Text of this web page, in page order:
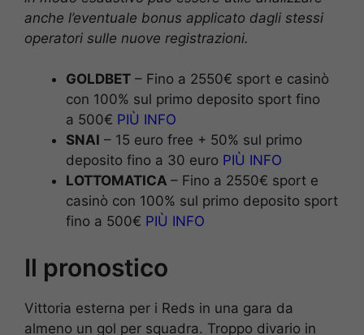
anche l’eventuale bonus applicato dagli stessi
operatori sulle nuove registrazioni.
GOLDBET – Fino a 2550€ sport e casinò
con 100% sul primo deposito sport fino
a 500€ PIÙ INFO
SNAI – 15 euro free + 50% sul primo
deposito fino a 30 euro PIÙ INFO
LOTTOMATICA – Fino a 2550€ sport e
casinò con 100% sul primo deposito sport
fino a 500€ PIÙ INFO
Il pronostico
Vittoria esterna per i Reds in una gara da
almeno un gol per squadra. Troppo divario in